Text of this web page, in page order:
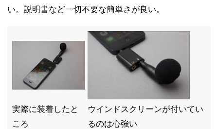
い。説明書など一切不要な簡単さが良い。
実際に装着したと
ころ
ウインドスクリーンが付いてい
るのは心強い